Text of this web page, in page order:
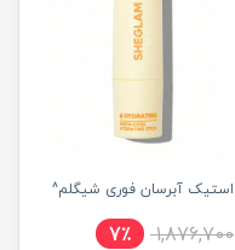
استیک آبرسان فوری شیگلم^
1,876,700
7٪